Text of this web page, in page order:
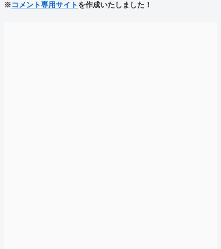
※コメント専用サイト を作成いたしました！